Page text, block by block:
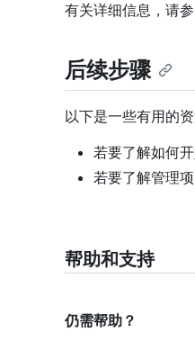
有关详细信息，请
后续步骤
以下是一些有用的
若要了解如何
若要了解管理
帮助和支持
仍需帮助？